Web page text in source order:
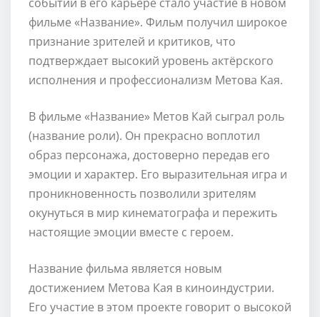
фильме «Название». Фильм получил широкое
признание зрителей и критиков, что
подтверждает высокий уровень актёрского
исполнения и профессионализм Метова Кая.
В фильме «Название» Метов Кай сыграл роль
(название роли). Он прекрасно воплотил
образ персонажа, достоверно передав его
эмоции и характер. Его выразительная игра и
проникновенность позволили зрителям
окунуться в мир кинематографа и пережить
настоящие эмоции вместе с героем.
Название фильма является новым
достижением Метова Кая в киноиндустрии.
Его участие в этом проекте говорит о высокой